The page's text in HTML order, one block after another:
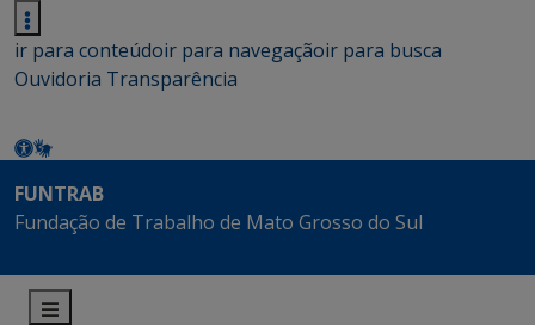
ir para conteúdoir para navegaçãoir para busca
Ouvidoria Transparência
FUNTRAB
Fundação de Trabalho de Mato Grosso do Sul